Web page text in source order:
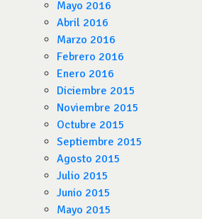
Mayo 2016
Abril 2016
Marzo 2016
Febrero 2016
Enero 2016
Diciembre 2015
Noviembre 2015
Octubre 2015
Septiembre 2015
Agosto 2015
Julio 2015
Junio 2015
Mayo 2015